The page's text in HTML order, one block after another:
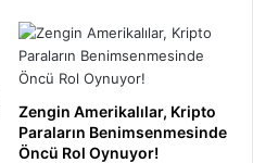
Zengin Amerikalılar, Kripto
Paraların Benimsenmesinde
Öncü Rol Oynuyor!